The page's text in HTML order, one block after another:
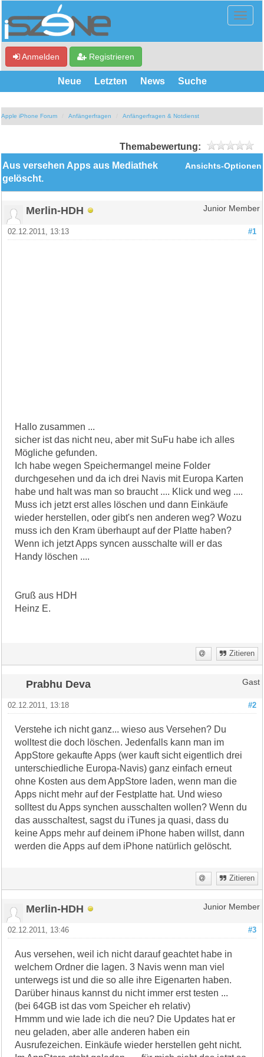
Anmelden Registrieren
Neue Letzten News Suche
Apple iPhone Forum Anfängerfragen Anfängerfragen & Notdienst
Themabewertung:
Ansichts-Optionen
Aus versehen Apps aus Mediathek
gelöscht.
Merlin-HDH Junior Member
#1
02.12.2011, 13:13
Hallo zusammen ...
sicher ist das nicht neu, aber mit SuFu habe ich alles
Mögliche gefunden.
Ich habe wegen Speichermangel meine Folder
durchgesehen und da ich drei Navis mit Europa Karten
habe und halt was man so braucht .... Klick und weg ....
Muss ich jetzt erst alles löschen und dann Einkäufe
wieder herstellen, oder gibt's nen anderen weg? Wozu
muss ich den Kram überhaupt auf der Platte haben?
Wenn ich jetzt Apps syncen ausschalte will er das
Handy löschen ....
Gruß aus HDH
Heinz E.
Zitieren
Prabhu Deva Gast
#2
02.12.2011, 13:18
Verstehe ich nicht ganz... wieso aus Versehen? Du
wolltest die doch löschen. Jedenfalls kann man im
AppStore gekaufte Apps (wer kauft sicht eigentlich drei
unterschiedliche Europa-Navis) ganz einfach erneut
ohne Kosten aus dem AppStore laden, wenn man die
Apps nicht mehr auf der Festplatte hat. Und wieso
solltest du Apps synchen ausschalten wollen? Wenn du
das ausschaltest, sagst du iTunes ja quasi, dass du
keine Apps mehr auf deinem iPhone haben willst, dann
werden die Apps auf dem iPhone natürlich gelöscht.
Zitieren
Merlin-HDH Junior Member
#3
02.12.2011, 13:46
Aus versehen, weil ich nicht darauf geachtet habe in
welchem Ordner die lagen. 3 Navis wenn man viel
unterwegs ist und die so alle ihre Eigenarten haben.
Darüber hinaus kannst du nicht immer erst testen ...
(bei 64GB ist das vom Speicher eh relativ)
Hmmm und wie lade ich die neu? Die Updates hat er
neu geladen, aber alle anderen haben ein
Ausrufezeichen. Einkäufe wieder herstellen geht nicht.